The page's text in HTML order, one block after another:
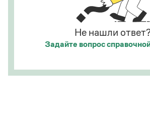
Не нашли
Задайте вопрос